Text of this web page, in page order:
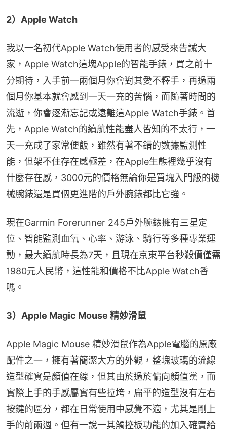
2）Apple Watch
我以一名初代Apple Watch使用者的感受來告誡大
家，Apple Watch這塊Apple的智能手錶，買之前十
分期待，入手前一兩個月你會對其愛不釋手，再過兩
個月你基本就會感到一天一充的苦惱，而隨著時間的
流逝，你會逐漸忘記或遠離這Apple Watch手錶。首
先，Apple Watch的續航性能盡人皆知的不太行，一
天一充成了家常便飯，雖然有著不錯的數據監測性
能，但架不住存在感極差，在Apple生態裡幾乎沒有
什麼存在感，3000元的價格無論你是買塊入門級的機
械腕錶還是買個更進階的戶外腕錶都比它強。
現在Garmin Forerunner 245戶外腕錶擁有三星定
位、智能監測血氧、心率、游泳、騎行等多種專業運
動，最大續航時長為7天，且現在京東平台秒殺價僅需
1980元人民幣，這性能和價格不比Apple Watch香
嗎。
3）Apple Magic Mouse 精妙滑鼠
Apple Magic Mouse 精妙滑鼠作為Apple電腦的原廠
配件之一，擁有著簡潔大方的外觀，整塊玻璃的流線
造型確實是顏值在線，但其由於過於偏向顏值黨，而
實際上手的手感屬實有些拉垮，扁平的造型沒有左右
按鍵的區分，都在日常使用中感覺不適，尤其是剛上
手的前兩週。但有一說一其觸控板功能的加入確實給